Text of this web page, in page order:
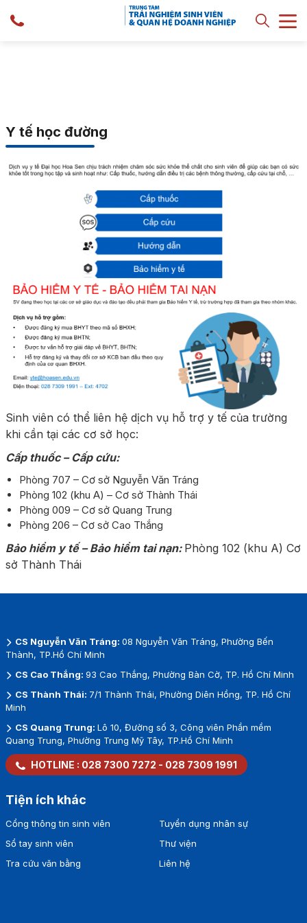
Y tế học đường
Sinh viên có thể liên hệ dịch vụ hỗ trợ y tế của trường
khi cần tại các cơ sở học:
Cấp thuốc – Cấp cứu:
Phòng 707 – Cơ sở Nguyễn Văn Tráng
Phòng 102 (khu A) – Cơ sở Thành Thái
Phòng 009 – Cơ sở Quang Trung
Phòng 206 – Cơ sở Cao Thắng
Bảo hiểm y tế – Bảo hiểm tai nạn: Phòng 102 (khu A) Cơ
sở Thành Thái
CS Nguyễn Văn Tráng: 08 Nguyễn Văn Tráng, Phường Bến
Thành, TP.Hồ Chí Minh
CS Cao Thắng: 93 Cao Thắng, Phường Bàn Cờ, TP. Hồ Chí Minh
CS Thành Thái: 7/1 Thành Thái, Phường Diên Hồng, TP. Hồ Chí
Minh
CS Quang Trung: Lô 10, Đường số 3, Công viên Phần mềm
Quang Trung, Phường Trung Mỹ Tây, TP.Hồ Chí Minh
HOTLINE : 028 7300 7272 - 028 7309 1991
Tiện ích khác
Cổng thông tin sinh viên
Sổ tay sinh viên
Tra cứu văn bằng
Tuyển dụng nhân sự
Thư viện
Liên hệ